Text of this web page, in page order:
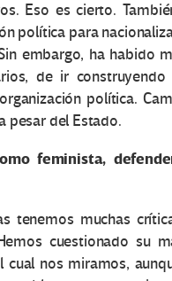
Eso es cierto.
política para
embargo, ha habido
de ir
política.
pesar del Estado.
feminista,
tenemos muchas
cuestionado su
cual nos miramos,